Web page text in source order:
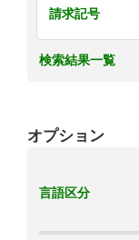
請求記号
検索結果一覧
オプション
言語区分